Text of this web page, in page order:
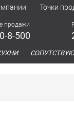
Точки
продажи
8-500